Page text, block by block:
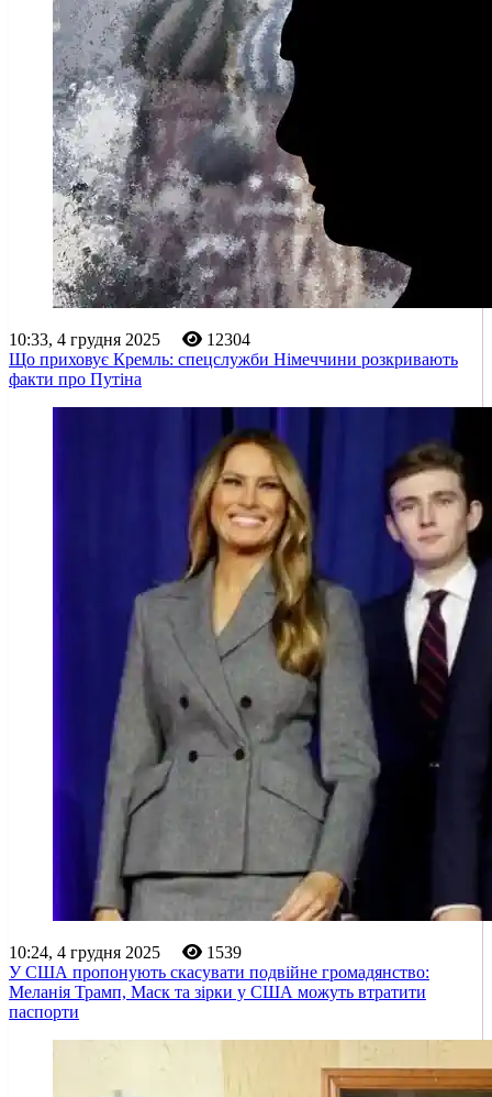
10:33, 4 грудня 2025
12304
Що приховує Кремль: спецслужби Німеччини розкривають
факти про Путіна
10:24, 4 грудня 2025
1539
У США пропонують скасувати подвійне громадянство:
Меланія Трамп, Маск та зірки у США можуть втратити
паспорти